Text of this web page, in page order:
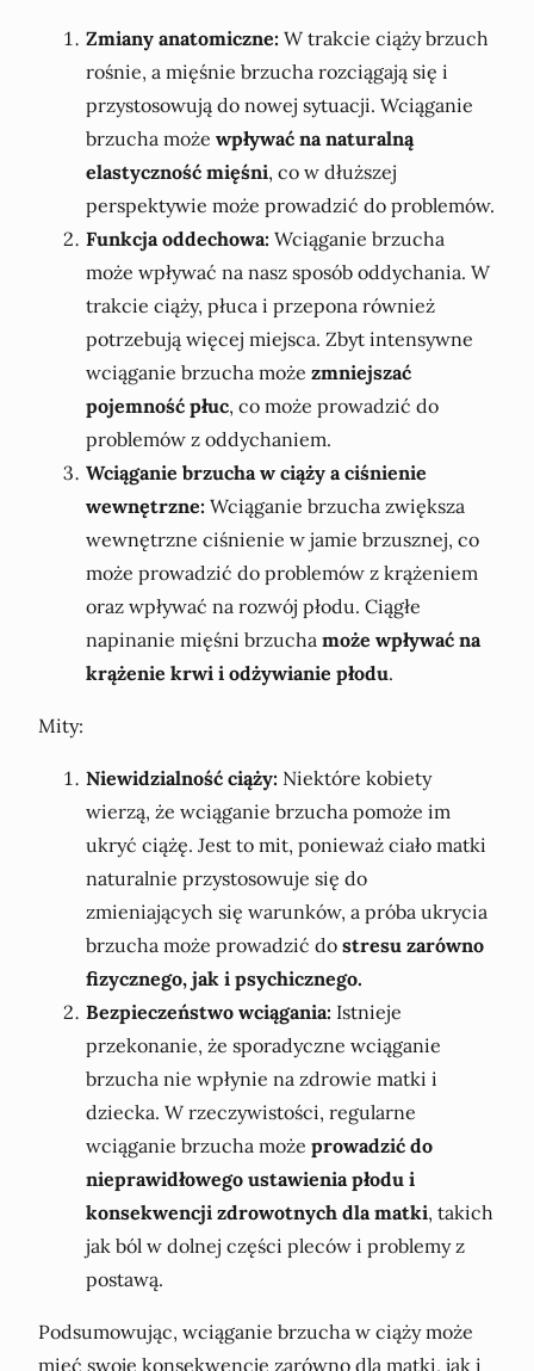
Zmiany anatomiczne: W trakcie ciąży brzuch
rośnie, a mięśnie brzucha rozciągają się i
przystosowują do nowej sytuacji. Wciąganie
brzucha może wpływać na naturalną
elastyczność mięśni, co w dłuższej
perspektywie może prowadzić do problemów.
Funkcja oddechowa: Wciąganie brzucha
może wpływać na nasz sposób oddychania. W
trakcie ciąży, płuca i przepona również
potrzebują więcej miejsca. Zbyt intensywne
wciąganie brzucha może zmniejszać
pojemność płuc, co może prowadzić do
problemów z oddychaniem.
Wciąganie brzucha w ciąży a ciśnienie
wewnętrzne: Wciąganie brzucha zwiększa
wewnętrzne ciśnienie w jamie brzusznej, co
może prowadzić do problemów z krążeniem
oraz wpływać na rozwój płodu. Ciągłe
napinanie mięśni brzucha może wpływać na
krążenie krwi i odżywianie płodu.
Mity:
Niewidzialność ciąży: Niektóre kobiety
wierzą, że wciąganie brzucha pomoże im
ukryć ciążę. Jest to mit, ponieważ ciało matki
naturalnie przystosowuje się do
zmieniających się warunków, a próba ukrycia
brzucha może prowadzić do stresu zarówno
fizycznego, jak i psychicznego.
Bezpieczeństwo wciągania: Istnieje
przekonanie, że sporadyczne wciąganie
brzucha nie wpłynie na zdrowie matki i
dziecka. W rzeczywistości, regularne
wciąganie brzucha może prowadzić do
nieprawidłowego ustawienia płodu i
konsekwencji zdrowotnych dla matki, takich
jak ból w dolnej części pleców i problemy z
postawą.
Podsumowując, wciąganie brzucha w ciąży może
mieć swoje konsekwencje zarówno dla matki, jak i